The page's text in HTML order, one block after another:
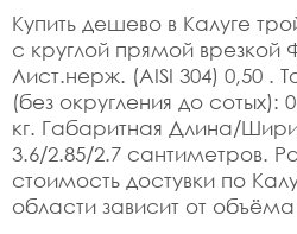
Купить дешево в Калуге
с круглой прямой врезкой
Лист.нерж. (AISI 304) 0,50 .
(без округления до сотых):
кг. Габаритная Длина/
3.6/2.85/2.7 сантиметров.
стоимость достувки по
области зависит от